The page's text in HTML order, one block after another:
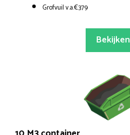
Grofvuil v.a.€379
Bekijken